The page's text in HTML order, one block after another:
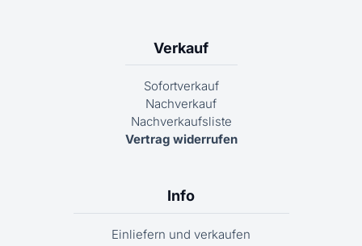
Verkauf
Sofortverkauf
Nachverkauf
Nachverkaufsliste
Vertrag widerrufen
Info
Einliefern und verkaufen